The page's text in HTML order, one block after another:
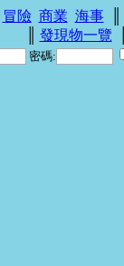
冒險 商業 海事║
發現物一覽
密碼: